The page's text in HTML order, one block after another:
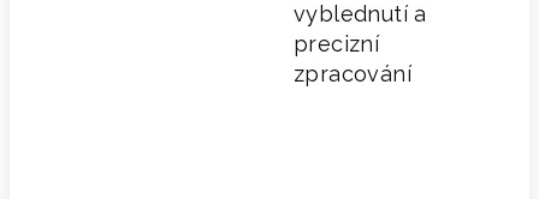
vyblednutí a
precizní
zpracování